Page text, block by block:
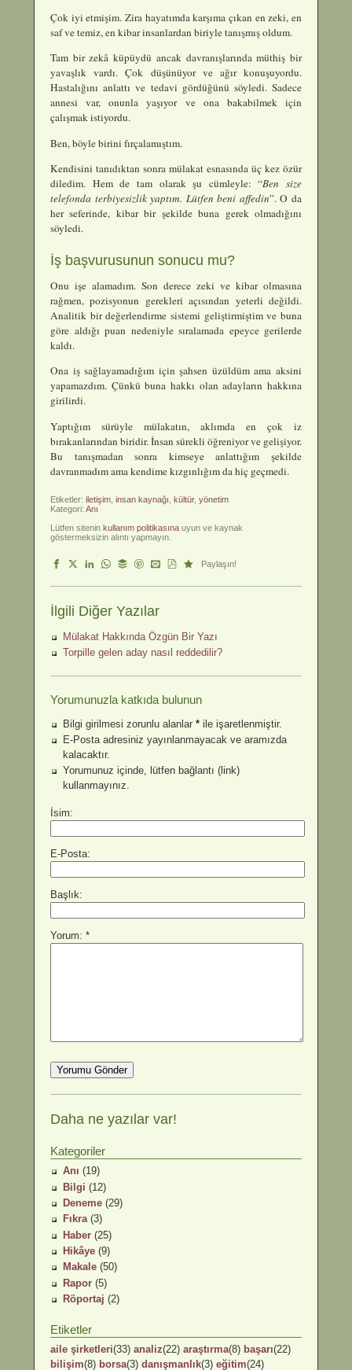
Çok iyi etmişim. Zira hayatımda karşıma çıkan en zeki, en
saf ve temiz, en kibar insanlardan biriyle tanışmış oldum.
Tam bir zekâ küpüydü ancak davranışlarında müthiş bir
yavaşlık vardı. Çok düşünüyor ve ağır konuşuyordu.
Hastalığını anlattı ve tedavi gördüğünü söyledi. Sadece
annesi var, onunla yaşıyor ve ona bakabilmek için
çalışmak istiyordu.
Ben, böyle birini fırçalamıştım.
Kendisini tanıdıktan sonra mülakat esnasında üç kez özür
diledim. Hem de tam olarak şu cümleyle: “Ben size
telefonda terbiyesizlik yaptım. Lütfen beni affedin”. O da
her seferinde, kibar bir şekilde buna gerek olmadığını
söyledi.
İş başvurusunun sonucu mu?
Onu işe alamadım. Son derece zeki ve kibar olmasına
rağmen, pozisyonun gerekleri açısından yeterli değildi.
Analitik bir değerlendirme sistemi geliştirmiştim ve buna
göre aldığı puan nedeniyle sıralamada epeyce gerilerde
kaldı.
Ona iş sağlayamadığım için şahsen üzüldüm ama aksini
yapamazdım. Çünkü buna hakkı olan adayların hakkına
girilirdi.
Yaptığım sürüyle mülakatın, aklımda en çok iz
bırakanlarından biridir. İnsan sürekli öğreniyor ve gelişiyor.
Bu tanışmadan sonra kimseye anlattığım şekilde
davranmadım ama kendime kızgınlığım da hiç geçmedi.
Etiketler: iletişim insan kaynağı kültür, yönetim
Kategori: Anı
Lütfen sitenin kullanım politikasına uyun ve kaynak
göstermeksizin alıntı yapmayın.
Paylaşın!
İlgili Diğer Yazılar
Mülakat Hakkında Özgün Bir Yazı
Torpille gelen aday nasıl reddedilir?
Yorumunuzla katkıda bulunun
Bilgi girilmesi zorunlu alanlar * ile işaretlenmiştir.
E-Posta adresiniz yayınlanmayacak ve aramızda
kalacaktır.
Yorumunuz içinde, lütfen bağlantı (link)
kullanmayınız.
İsim:
E-Posta:
Başlık:
Yorum: *
Daha ne yazılar var!
Kategoriler
Anı (19)
Bilgi (12)
Deneme (29)
Fıkra(3)
Haber (25)
Hikâye (9)
Makale (50)
Rapor (5)
Röportaj (2)
Etiketler
aile şirketleri(33) analiz(22) araştırma(8) başarı(22)
bilişim(8) borsa(3) danışmanlık(3) eğitim(24)